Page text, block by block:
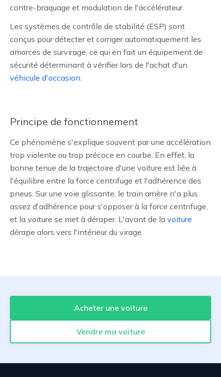
contre-braquage et modulation de l'accélérateur.
Les systèmes de contrôle de stabilité (ESP) sont
conçus pour détecter et corriger automatiquement les
amorces de survirage, ce qui en fait un équipement de
sécurité déterminant à vérifier lors de l'achat d'un
véhicule d'occasion.
Principe de fonctionnement
Ce phénomène s'explique souvent par une accélération
trop violente ou trop précoce en courbe. En effet, la
bonne tenue de la trajectoire d'une voiture est liée à
l'équilibre entre la force centrifuge et l'adhérence des
pneus. Sur une voie glissante, le train arrière n'a plus
assez d'adhérence pour s'opposer à la force centrifuge,
et la voiture se met à déraper. L'avant de la voiture
dérape alors vers l'intérieur du virage.
Acheter une voiture
Vendre ma voiture